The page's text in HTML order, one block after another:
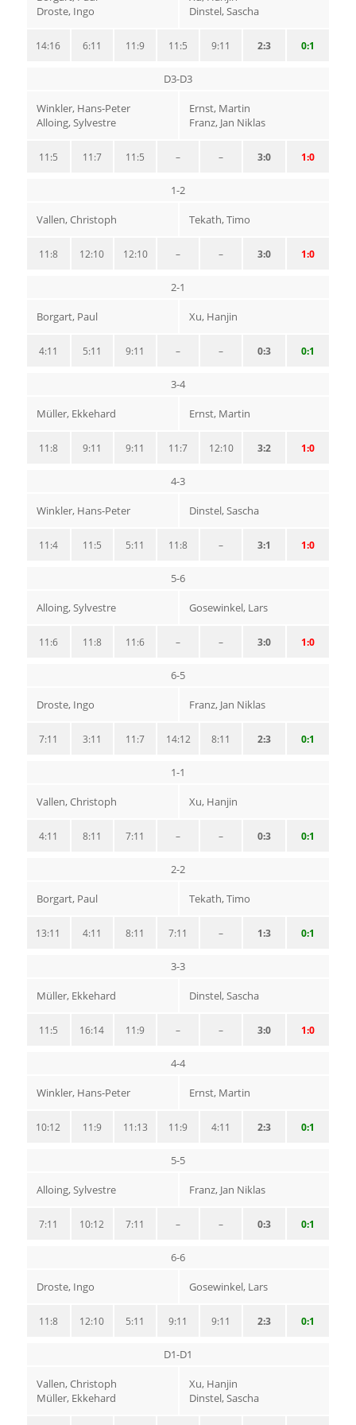
Droste, Ingo
Dinstel, Sascha
0:1
2:3
9:11
11:5
11:9
6:11
14:16
D3-D3
Winkler, Hans-Peter
Alloing, Sylvestre
Ernst, Martin
Franz, Jan Niklas
1:0
3:0
–
–
11:5
11:7
11:5
1-2
Vallen, Christoph Tekath, Timo
1:0
3:0
–
–
12:10
12:10
11:8
2-1
Borgart, Paul Xu, Hanjin
0:1
0:3
–
–
9:11
5:11
4:11
3-4
Müller, Ekkehard Ernst, Martin
1:0
3:2
12:10
11:7
9:11
9:11
11:8
4-3
Winkler, Hans-Peter Dinstel, Sascha
1:0
3:1
–
11:8
5:11
11:5
11:4
5-6
Alloing, Sylvestre Gosewinkel, Lars
1:0
3:0
–
–
11:6
11:8
11:6
6-5
Droste, Ingo Franz, Jan Niklas
0:1
2:3
8:11
14:12
11:7
3:11
7:11
1-1
Vallen, Christoph Xu, Hanjin
0:1
0:3
–
–
7:11
8:11
4:11
2-2
Borgart, Paul Tekath, Timo
0:1
1:3
–
7:11
8:11
4:11
13:11
3-3
Müller, Ekkehard Dinstel, Sascha
1:0
3:0
–
–
11:9
16:14
11:5
4-4
Winkler, Hans-Peter Ernst, Martin
0:1
2:3
4:11
11:9
11:13
11:9
10:12
5-5
Alloing, Sylvestre Franz, Jan Niklas
0:1
0:3
–
–
7:11
10:12
7:11
6-6
Droste, Ingo Gosewinkel, Lars
0:1
2:3
9:11
9:11
5:11
12:10
11:8
D1-D1
Vallen, Christoph
Müller, Ekkehard
Xu, Hanjin
Dinstel, Sascha